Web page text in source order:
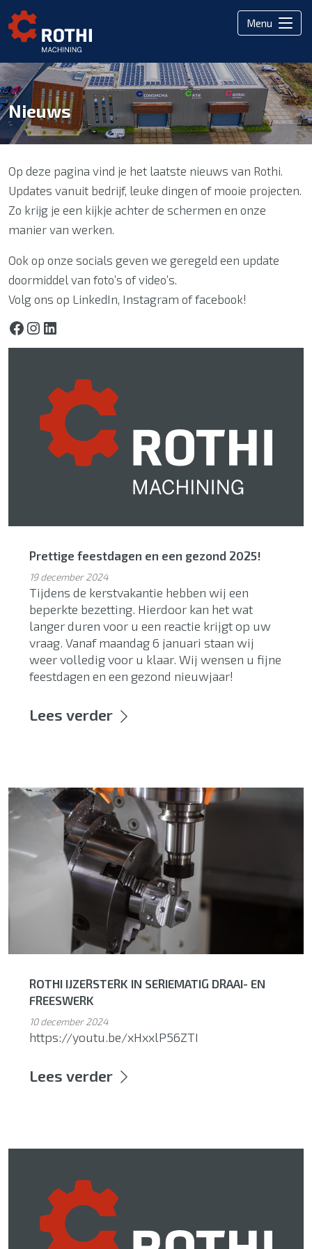
Menu
Nieuws
Op deze pagina vind je het laatste nieuws van Rothi.
Updates vanuit bedrijf, leuke dingen of mooie projecten.
Zo krijg je een kijkje achter de schermen en onze
manier van werken.
Ook op onze socials geven we geregeld een update
doormiddel van foto’s of video’s.
Volg ons op LinkedIn, Instagram of facebook!
Facebook
Instagram
LinkedIn
Prettige feestdagen en een gezond 2025!
19 december 2024
Tijdens de kerstvakantie hebben wij een
beperkte bezetting. Hierdoor kan het wat
langer duren voor u een reactie krijgt op uw
vraag. Vanaf maandag 6 januari staan wij
weer volledig voor u klaar. Wij wensen u fijne
feestdagen en een gezond nieuwjaar!
Lees verder
ROTHI IJZERSTERK IN SERIEMATIG DRAAI- EN
FREESWERK
10 december 2024
https://youtu.be/xHxxlP56ZTI
Lees verder